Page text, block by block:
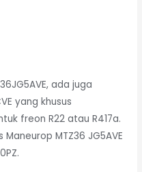
ada juga
yang khusus
freon R22 atau R417a.
MTZ36 JG5AVE